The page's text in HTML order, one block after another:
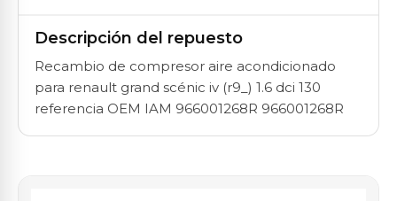
Descripción del repuesto
Recambio de compresor aire acondicionado
para renault grand scénic iv (r9_) 1.6 dci 130
referencia OEM IAM 966001268R 966001268R